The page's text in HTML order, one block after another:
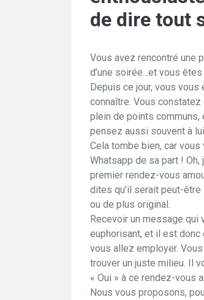
de dire tout
Vous avez rencontré une
d’une soirée...et vous
Depuis ce jour, vous
connaître. Vous constatez
plein de points
pensez aussi souvent à
Cela tombe bien, car
Whatsapp de sa part !
premier rendez-vous
dites qu’il serait peut-
ou de plus original.
Recevoir un message
euphorisant, et il est
vous allez employer.
trouver un juste milieu. Il
« Oui » à ce rendez-vous
Nous vous proposons,